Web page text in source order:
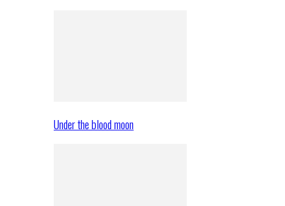
Under the blood moon